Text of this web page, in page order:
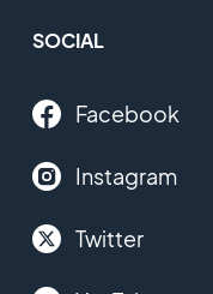
SOCIAL
Facebook
Instagram
Twitter